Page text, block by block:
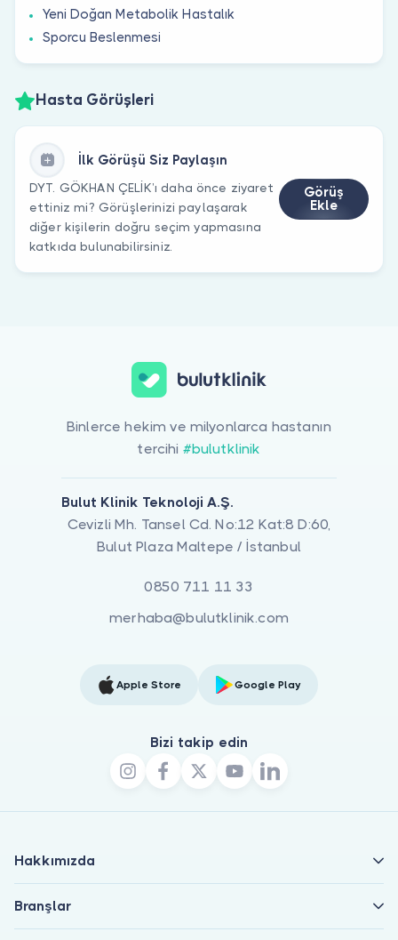
Yeni Doğan Metabolik Hastalık
Sporcu Beslenmesi
Hasta Görüşleri
İlk Görüşü Siz Paylaşın
DYT. GÖKHAN ÇELİK’ı daha önce ziyaret
ettiniz mi? Görüşlerinizi paylaşarak
diğer kişilerin doğru seçim yapmasına
katkıda bulunabilirsiniz.
Görüş
Ekle
Binlerce hekim ve milyonlarca hastanın
tercihi #bulutklinik
Bulut Klinik Teknoloji A.Ş.
Cevizli Mh. Tansel Cd. No:12 Kat:8 D:60,
Bulut Plaza Maltepe / İstanbul
0850 711 11 33
merhaba@bulutklinik.com
Apple Store Google Play
Bizi takip edin
Hakkımızda
Branşlar